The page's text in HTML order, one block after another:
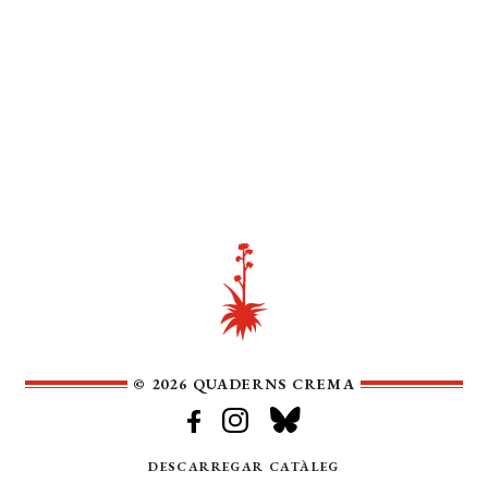
© 2026 QUADERNS CREMA
DESCARREGAR CATÀLEG